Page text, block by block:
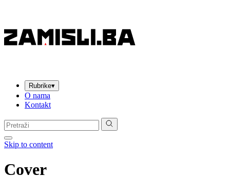
Rubrike▾
O nama
Kontakt
Pretraga:
Skip to content
Cover